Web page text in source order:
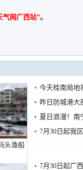
网广西站”。
头渔船
今天桂南局地
需继续防范
昨日防城港大
雨
夏日浪漫！南
7月30日起我
7月30日起广